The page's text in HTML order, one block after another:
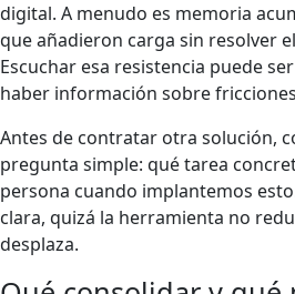
digital. A menudo es memoria
que añadieron carga sin resolver
Escuchar esa resistencia puede
haber información sobre
Antes de contratar otra solución,
pregunta simple: qué tarea
persona cuando implantemos
clara, quizá la herramienta no
desplaza.